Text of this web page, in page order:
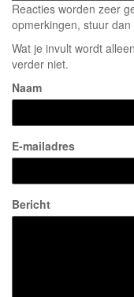
Reacties worden zeer
opmerkingen, stuur
Wat je invult wordt
verder niet.
Naam
E-mailadres
Bericht